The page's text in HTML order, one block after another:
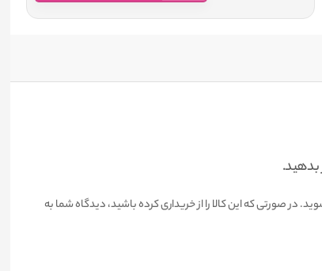
بدهید.
در صورتی که این کالا را از خریداری کرده باشید، دیدگاه شما به